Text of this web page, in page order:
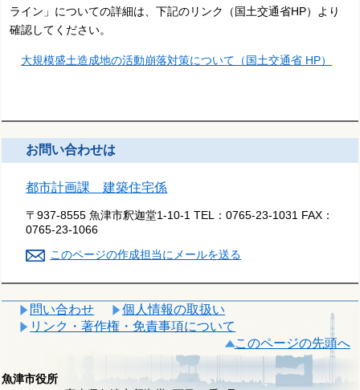
ライン」についての詳細は、下記のリンク（国土交通省HP）より
確認してください。
大規模盛土造成地の活動崩落対策について（国土交通省 HP）
お問い合わせは
都市計画課 建築住宅係
〒937-8555 魚津市釈迦堂1-10-1 TEL：0765-23-1031 FAX：
0765-23-1066
このページの作成担当にメールを送る
問い合わせ
個人情報の取扱い
リンク・著作権・免責事項について
このページの先頭へ
魚津市役所